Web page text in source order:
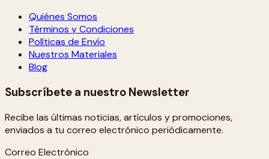
Quiénes Somos
Términos y Condiciones
Políticas de Envío
Nuestros Materiales
Blog
Subscríbete a nuestro Newsletter
Recibe las últimas noticias, artículos y promociones,
enviados a tu correo electrónico periódicamente.
Correo Electrónico